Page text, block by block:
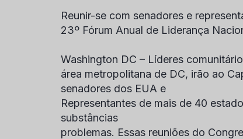
Reunir-se com senadores e
23º Fórum Anual de Liderança
Washington DC – Líderes
área metropolitana de DC, irão ao
senadores dos EUA e
Representantes de mais de 40
substâncias
problemas. Essas reuniões do